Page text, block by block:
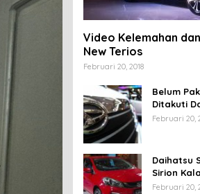
Video Kelemahan
New Terios
Februari 20, 2018
Belum
Ditakuti
Februari 20,
Daihatsu
Sirion
LCGC
Februari 20,